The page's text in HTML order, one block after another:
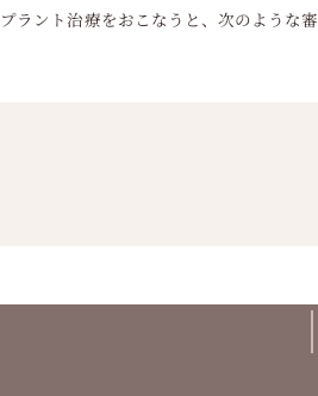
ラント治療をおこなうと、次のような審